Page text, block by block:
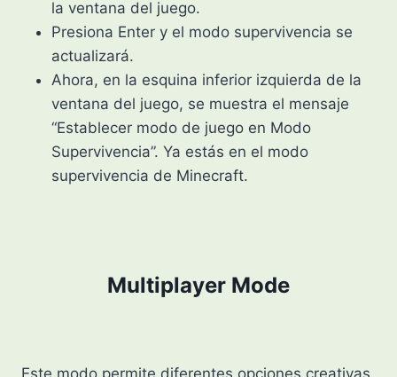
la ventana del juego.
Presiona Enter y el modo supervivencia se
actualizará.
Ahora, en la esquina inferior izquierda de la
ventana del juego, se muestra el mensaje
“Establecer modo de juego en Modo
Supervivencia”. Ya estás en el modo
supervivencia de Minecraft.
Multiplayer Mode
Este modo permite diferentes opciones creativas.